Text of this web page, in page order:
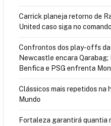
Carrick planeja retorno de
United caso siga no comando
Confrontos dos play-offs da
Newcastle encara Qarabag;
Benfica e PSG enfrenta
Clássicos mais repetidos na
Mundo
Fortaleza garantirá quantia